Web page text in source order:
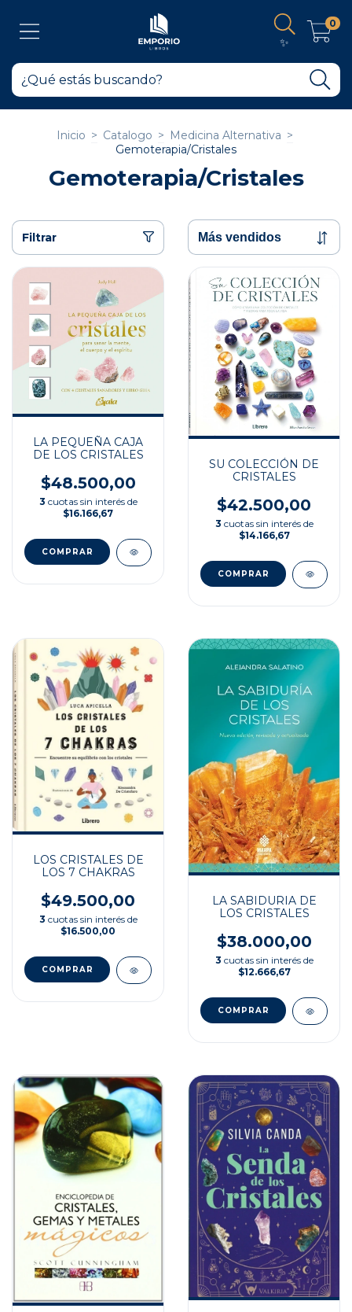
✨
0
Inicio > Catalogo > Medicina Alternativa >
Gemoterapia/Cristales
Gemoterapia/Cristales
Filtrar
LA PEQUEÑA CAJA
DE LOS CRISTALES
$48.500,00
3 cuotas sin interés de
$16.166,67
SU COLECCIÓN DE
CRISTALES
$42.500,00
3 cuotas sin interés de
$14.166,67
LOS CRISTALES DE
LOS 7 CHAKRAS
$49.500,00
3 cuotas sin interés de
$16.500,00
LA SABIDURIA DE
LOS CRISTALES
$38.000,00
3 cuotas sin interés de
$12.666,67